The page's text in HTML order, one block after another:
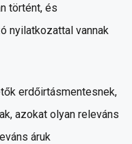
történt, és
nyilatkozattal vannak
erdőirtásmentesnek,
azokat olyan releváns
áruk